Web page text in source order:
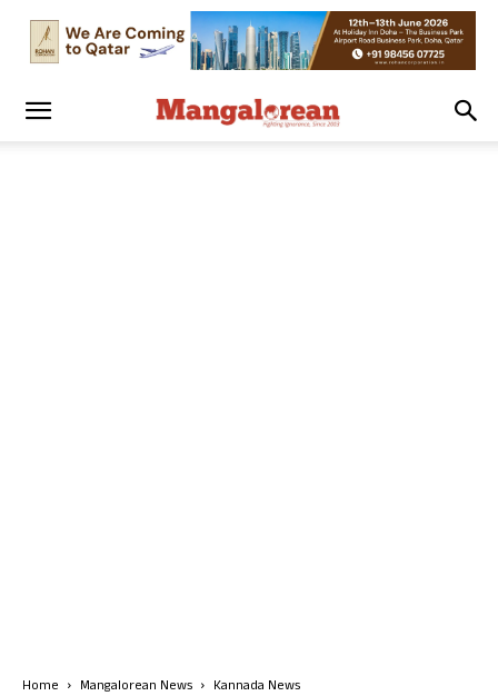
Home Mangalorean News Kannada News